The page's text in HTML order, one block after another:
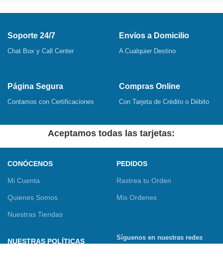
Soporte 24/7
Chat Box y Call Center
Envíos a Domicilio
A Cualquier Destino
Página Segura
Contamos con Certificaciones
Compras Online
Con Tarjeta de Crédito o Débito
Aceptamos todas las tarjetas:
CONÓCENOS
Mi Cuenta
Quienes Somos
Nuestras Tiendas
PEDIDOS
Rastrea tu Orden
Mis Ordenes
NUESTRAS POLÍTICAS
Síguenos en nuestras redes